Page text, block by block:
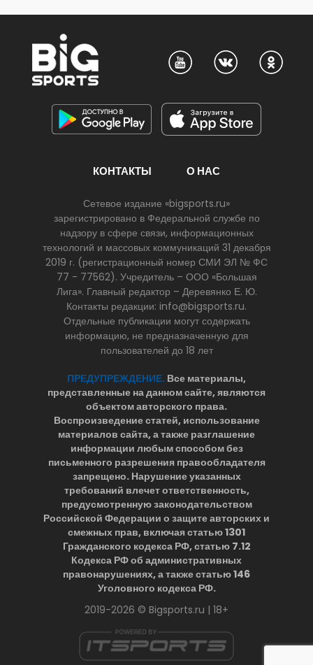
КОНТАКТЫ О НАС
Сетевое издание «bigsports.ru»
зарегистрировано в Федеральной службе по
надзору в сфере связи, информационных
технологий и массовых коммуникаций 31 декабря
2019 г. (регистрационный номер СМИ ЭЛ № ФС
77 - 77562). Учредитель – ООО «Большая
Лига». Главный редактор – Деревянко Е. Ю.
Контакты редакции: info@bigsports.ru.
Отдельные публикации могут содержать
информацию, не предназначенную для
пользователей до 18 лет
ПРЕДУПРЕЖДЕНИЕ. Все материалы,
представленные на данном сайте, являются
объектом авторского права.
Воспроизведение статей, использование
материалов сайта, а также разглашение
информации любым способом без
письменного разрешения правообладателя
запрещено. Нарушение указанных
требований влечет ответственность,
предусмотренную законодательством
Российской Федерации о защите авторских и
смежных прав, включая статью 1301
Гражданского кодекса РФ, статью 7.12
Кодекса РФ об административных
правонарушениях, а также статью 146
Уголовного кодекса РФ.
2019-2026 © Bigsports.ru | 18+